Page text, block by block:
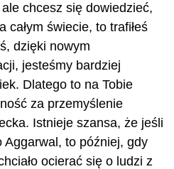
chcesz się dowiedzieć,
całym świecie, to trafiłeś
dzięki nowym
jesteśmy bardziej
Dlatego to na Tobie
za przemyślenie
Istnieje szansa, że jeśli
Aggarwal, to później, gdy
ocierać się o ludzi z